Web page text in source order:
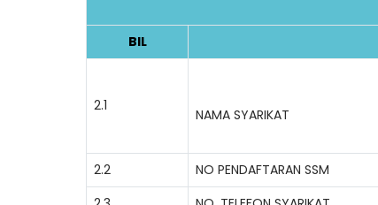
BIL
2.1
NAMA SYARIKAT
2.2 NO PENDAFTARAN SSM